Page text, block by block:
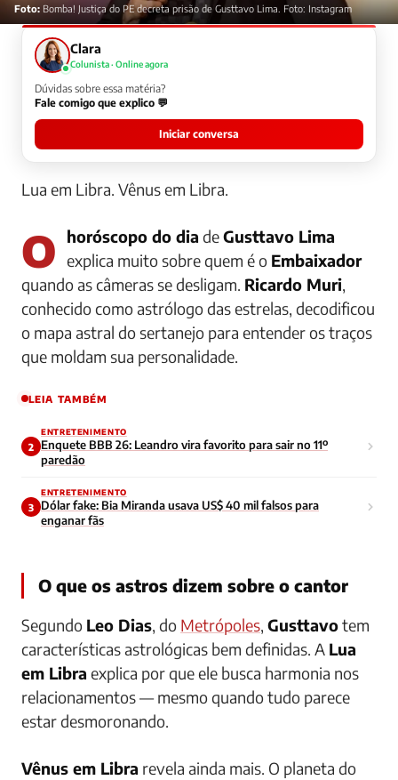
Foto: Bomba! Justiça do PE decreta prisão de Gusttavo Lima. Foto: Instagram
Clara
Colunista · Online agora
Dúvidas sobre essa matéria?
Fale comigo que explico 💬
Iniciar conversa
Lua em Libra. Vênus em Libra.
O horóscopo do dia deGusttavo Lima
explica muito sobre quem é o Embaixador
quando as câmeras se desligam. Ricardo Muri,
conhecido como astrólogo das estrelas, decodificou
o mapa astral do sertanejo para entender os traços
que moldam sua personalidade.
LEIA TAMBÉM
2
ENTRETENIMENTO
Enquete BBB 26: Leandro vira favorito para sair no 11º
paredão
3
ENTRETENIMENTO
Dólar fake: Bia Miranda usava US$ 40 mil falsos para
enganar fãs
O que os astros dizem sobre o cantor
Segundo Leo Dias, do Metrópoles, Gusttavotem
características astrológicas bem definidas. A Lua
em Libra explica por que ele busca harmonia nos
relacionamentos — mesmo quando tudo parece
estar desmoronando.
Vênus em Libra revela ainda mais. O planeta do